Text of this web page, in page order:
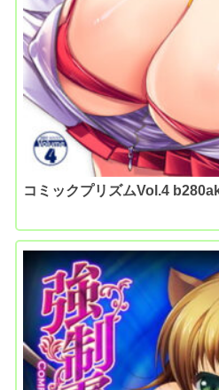
コミックプリズムVol.4